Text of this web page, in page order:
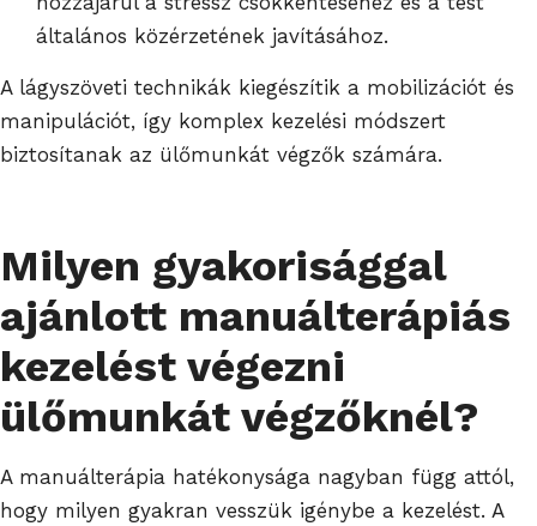
általános közérzetének javításához.
A lágyszöveti technikák kiegészítik a mobilizációt és
manipulációt, így komplex kezelési módszert
biztosítanak az ülőmunkát végzők számára.
Milyen gyakorisággal
ajánlott manuálterápiás
kezelést végezni
ülőmunkát végzőknél?
A manuálterápia hatékonysága nagyban függ attól,
hogy milyen gyakran vesszük igénybe a kezelést. A